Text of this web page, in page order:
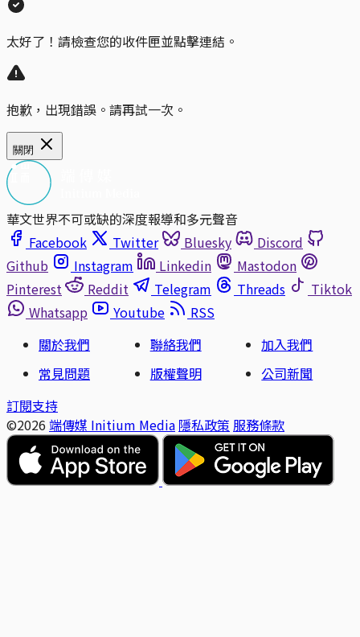
太好了！請檢查您的收件匣並點擊連結。
抱歉，出現錯誤。請再試一次。
關閉
華文世界不可或缺的深度報導和多元聲音
Facebook
Twitter Bluesky
Discord
Github
Instagram Linkedin
Mastodon
Pinterest
Reddit Telegram Threads
Tiktok
Whatsapp
Youtube
RSS
關於我們
聯絡我們
加入我們
常見問題
版權聲明
公司新聞
訂閱支持
©2026 端傳媒 Initium Media 隱私政策 服務條款